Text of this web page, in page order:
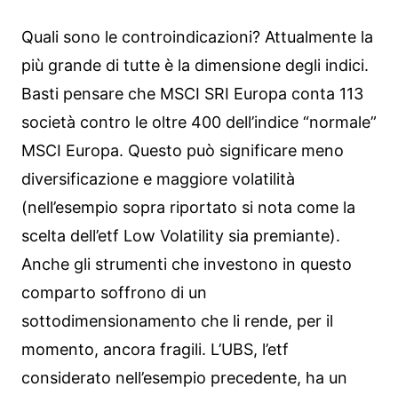
Quali sono le controindicazioni? Attualmente la
più grande di tutte è la dimensione degli indici.
Basti pensare che MSCI SRI Europa conta 113
società contro le oltre 400 dell’indice “normale”
MSCI Europa. Questo può significare meno
diversificazione e maggiore volatilità
(nell’esempio sopra riportato si nota come la
scelta dell’etf Low Volatility sia premiante).
Anche gli strumenti che investono in questo
comparto soffrono di un
sottodimensionamento che li rende, per il
momento, ancora fragili. L’UBS, l’etf
considerato nell’esempio precedente, ha un